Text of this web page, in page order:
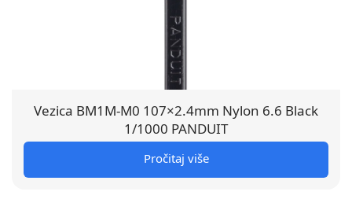
Vezica BM1M-M0 107×2.4mm Nylon 6.6 Black
1/1000 PANDUIT
Pročitaj više